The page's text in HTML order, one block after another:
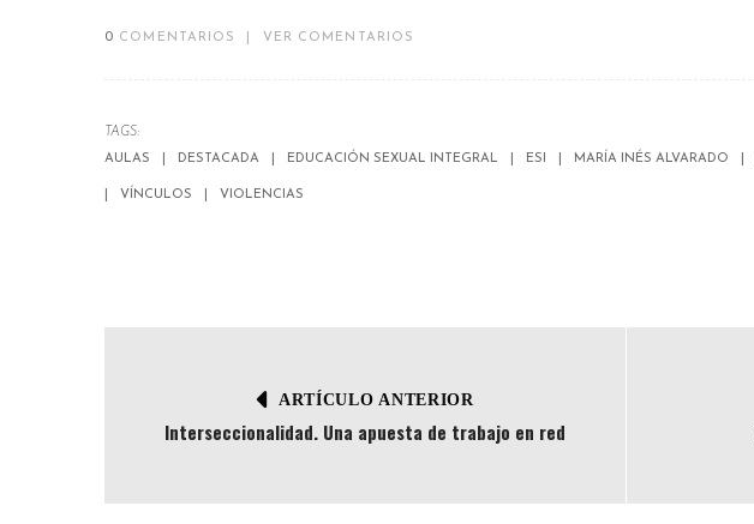
0 COMENTARIOS VER COMENTARIOS
TAGS:
AULAS
DESTACADA EDUCACIÓN SEXUAL INTEGRAL ESI MARÍA INÉS ALVARADO
VÍNCULOS VIOLENCIAS
ARTÍCULO ANTERIOR
Interseccionalidad. Una apuesta de trabajo en red